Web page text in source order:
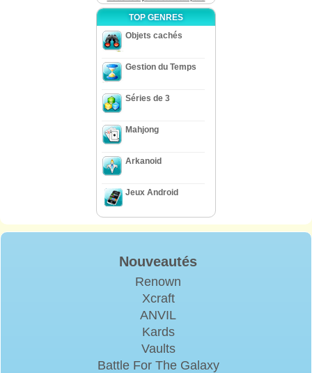
TOP GENRES
Objets cachés
Gestion du Temps
Séries de 3
Mahjong
Arkanoid
Jeux Android
Nouveautés
Renown
Xcraft
ANVIL
Kards
Vaults
Battle For The Galaxy